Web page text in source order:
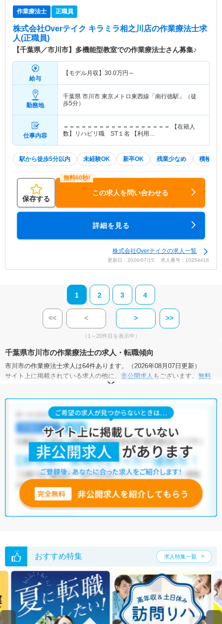
作業療法士 正職員
株式会社Overテイク キラミラ相之川店の作業療法士求
人(正職員)
【千葉県／市川市】多機能型教室での作業療法士さん募集♪
給与
【モデル月収】 30.0万円～
勤務地
千葉県 市川市 東京メトロ東西線「南行徳駅」（徒
歩5分）
仕事内容
＝＝＝＝＝＝＝＝＝＝＝＝＝＝＝＝＝＝ 【在籍人
数】リハビリ職 ST１名 【利用…
駅から徒歩5分以内 未経験OK 新卒OK 残業少なめ 積極採
保存する
この求人を問い合わせる
詳細を見る
株式会社Overテイクの求人一覧
更新日：2026/07/15 求人番号：10254416
1 2 3 4
<< < > >>
（1～20件目を表示中）
千葉県市川市の作業療法士の求人・転職傾向
市川市の作業療法士求人は64件あります。（2026年08月07日更新）
サイト上に掲載されている求人の他に、 非公開求人 もございます。 無料
にお申し込みいただくと、全求人からご希望条件に合
市川市の作業療法士求人では以下のような条件が人気です。
土日祝休・積極採用中・ 新卒OK ・ 正社員(正職員)
クリニック・介護福祉施設・訪問リハビリ(在宅医療)・
・保育園
他の条件でも人気の求人がございますので、「こだわり条件」から検索
いただくか、お気軽にお問い合わせください。
全国の作業療法士求人
無料転職支援サービス
にお申し込みいただくと、ご希望条件をヒアリン
グした上で求人をご提案いたします。
い。
おすすめ特集 求人特集一覧